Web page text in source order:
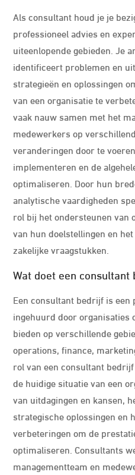
Als consultant houd je je
professioneel advies en
uiteenlopende gebieden. Je
identificeert problemen en
strategieën en oplossingen
van een organisatie te
vaak nauw samen met het
medewerkers op
veranderingen door te
implementeren en de
optimaliseren. Door hun
analytische vaardigheden
rol bij het ondersteunen van
van hun doelstellingen en
zakelijke vraagstukken.
Wat doet een consultant
Een consultant bedrijf is
ingehuurd door organisaties
bieden op verschillende
operations, finance,
rol van een consultant
de huidige situatie van een
van uitdagingen en kansen,
strategische oplossingen en
verbeteringen om de
optimaliseren. Consultants
managementteam en